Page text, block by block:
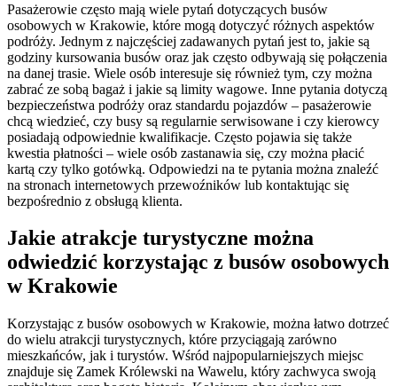
Pasażerowie często mają wiele pytań dotyczących busów
osobowych w Krakowie, które mogą dotyczyć różnych aspektów
podróży. Jednym z najczęściej zadawanych pytań jest to, jakie są
godziny kursowania busów oraz jak często odbywają się połączenia
na danej trasie. Wiele osób interesuje się również tym, czy można
zabrać ze sobą bagaż i jakie są limity wagowe. Inne pytania dotyczą
bezpieczeństwa podróży oraz standardu pojazdów – pasażerowie
chcą wiedzieć, czy busy są regularnie serwisowane i czy kierowcy
posiadają odpowiednie kwalifikacje. Często pojawia się także
kwestia płatności – wiele osób zastanawia się, czy można płacić
kartą czy tylko gotówką. Odpowiedzi na te pytania można znaleźć
na stronach internetowych przewoźników lub kontaktując się
bezpośrednio z obsługą klienta.
Jakie atrakcje turystyczne można
odwiedzić korzystając z busów osobowych
w Krakowie
Korzystając z busów osobowych w Krakowie, można łatwo dotrzeć
do wielu atrakcji turystycznych, które przyciągają zarówno
mieszkańców, jak i turystów. Wśród najpopularniejszych miejsc
znajduje się Zamek Królewski na Wawelu, który zachwyca swoją